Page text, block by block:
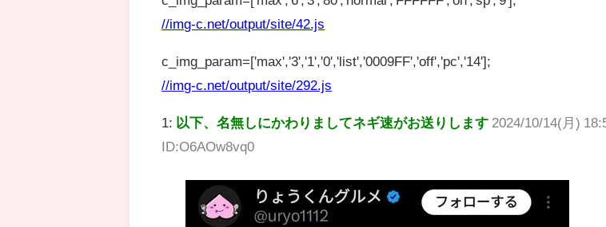
//img-c.net/output/site/42.js
c_img_param=['max','3','1','0','list','0009FF','off','pc','14'];
//img-c.net/output/site/292.js
1: 以下、名無しにかわりましてネギ速がお送りします 2024/10/14(月)
ID:O6AOw8vq0